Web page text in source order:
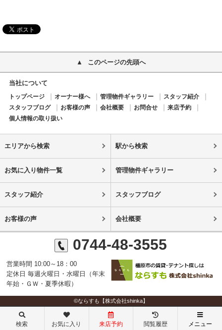
このページの先頭へ
当社について
トップページ オーナー様へ 管理物件ギャラリー
スタッフ紹介
スタッフブログ
お客様の声 会社概要 お問合せ
来店予約
個人情報の取り扱い
エリアから検索 駅から検索
お気に入り物件一覧 管理物件ギャラリー
スタッフ紹介 スタッフブログ
お客様の声 会社概要
0744-48-3555
営業時間 10:00～18：00
定休日 毎週火曜日・水曜日（年末
年始・ＧＷ・夏季休暇）
©ならすも【株式会社shinka】
検索 お気に入り 来店予約 閲覧履歴 メニュー